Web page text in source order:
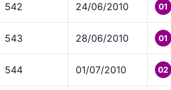
542 24/06/2010 01
543 28/06/2010 01
544 01/07/2010 02